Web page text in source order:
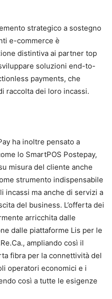
strategico a sostegno
e-commerce è
distintiva ai partner top
soluzioni end-to-
payments, che
raccolta dei loro incassi.
ha inoltre pensato a
lo SmartPOS Postepay,
misura del cliente anche
strumento indispensabile
incassi ma anche di servizi a
del business. L’offerta dei
arricchita dalle
dalle piattaforme Lis per le
ampliando così il
fibra per la connettività del
operatori economici e i
così a tutte le esigenze